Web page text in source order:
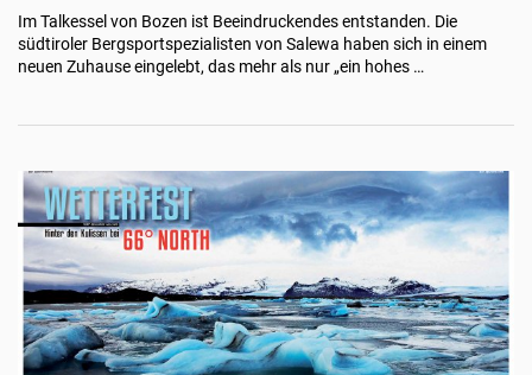
Im Talkessel von Bozen ist Beeindruckendes entstanden. Die
südtiroler Bergsportspezialisten von Salewa haben sich in einem
neuen Zuhause eingelebt, das mehr als nur „ein hohes …